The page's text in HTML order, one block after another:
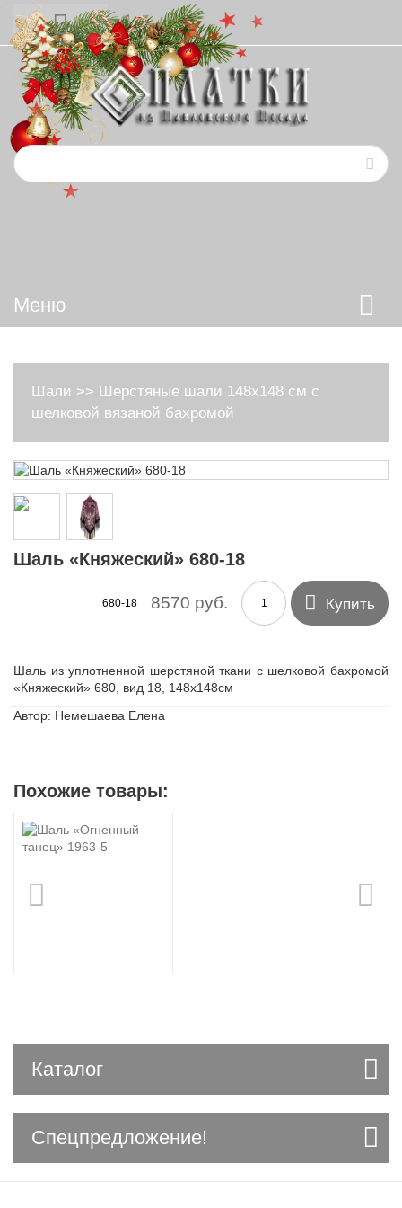
Меню
Шали >> Шерстяные шали 148х148 см с
шелковой вязаной бахромой
Шаль «Княжеский» 680-18
680-18 8570 руб.  Купить
Шаль из уплотненной шерстяной ткани с шелковой бахромой
«Княжеский» 680, вид 18, 148х148см
Автор: Немешаева Елена
Похожие товары:
Каталог
Спецпредложение!